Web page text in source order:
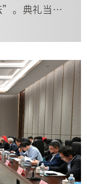
。典礼当日由